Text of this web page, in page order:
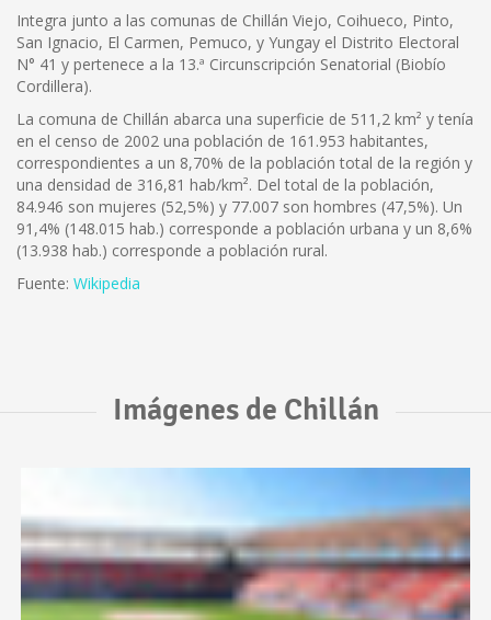
Integra junto a las comunas de Chillán Viejo, Coihueco, Pinto,
San Ignacio, El Carmen, Pemuco, y Yungay el Distrito Electoral
N° 41 y pertenece a la 13.ª Circunscripción Senatorial (Biobío
Cordillera).
La comuna de Chillán abarca una superficie de 511,2 km² y tenía
en el censo de 2002 una población de 161.953 habitantes,
correspondientes a un 8,70% de la población total de la región y
una densidad de 316,81 hab/km². Del total de la población,
84.946 son mujeres (52,5%) y 77.007 son hombres (47,5%). Un
91,4% (148.015 hab.) corresponde a población urbana y un 8,6%
(13.938 hab.) corresponde a población rural.
Fuente: Wikipedia
Imágenes de Chillán